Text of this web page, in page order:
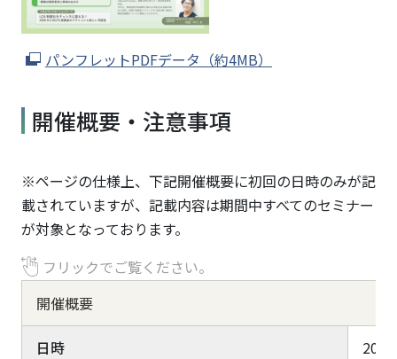
パンフレットPDFデータ（約4MB）
開催概要・注意事項
※ページの仕様上、下記開催概要に初回の日時のみが記
載されていますが、記載内容は期間中すべてのセミナー
が対象となっております。
フリックでご覧ください。
開催概要
日時